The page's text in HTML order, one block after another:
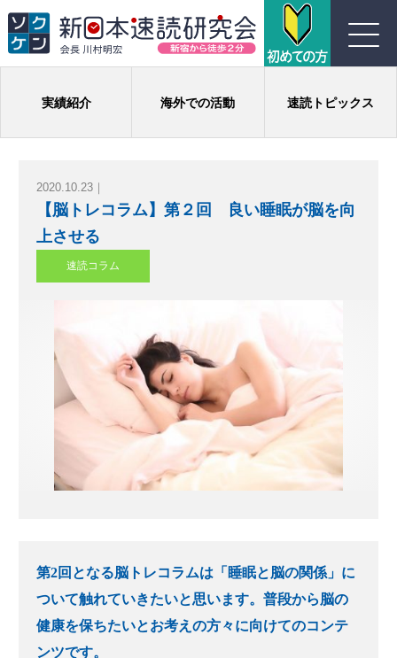
川村式ジョイント速読とは
コース紹介
受講生の声
よくある質問
お問い合わせ
実績紹介 海外での活動 速読トピックス
2020.10.23｜
【脳トレコラム】第２回 良い睡眠が脳を向
上させる
速読コラム
第2回となる脳トレコラムは「睡眠と脳の関係」に
ついて触れていきたいと思います。普段から脳の
健康を保ちたいとお考えの方々に向けてのコンテ
ンツです。